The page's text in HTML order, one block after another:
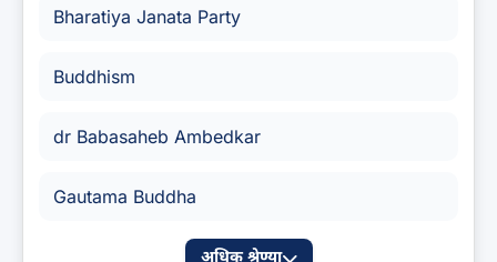
Bharatiya Janata Party
Buddhism
dr Babasaheb Ambedkar
Gautama Buddha